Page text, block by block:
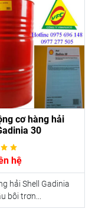
cơ hàng hải
30
hệ
hải Shell Gadinia
bôi trơn...